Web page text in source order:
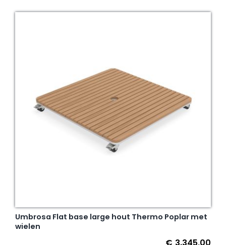
Umbrosa Flat base large hout Thermo Poplar met
wielen
€ 3.345,00